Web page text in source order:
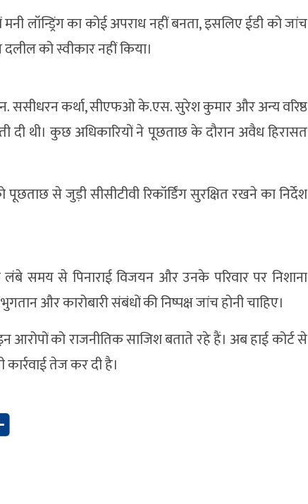
लॉन्ड्रिंग का कोई अपराध नहीं बनता, इसलिए ईडी को जांच
को स्वीकार नहीं किया।
ससीधरन कर्था, सीएफओ के.एस. सुरेश कुमार और अन्य वरिष्ठ
दी थी। कुछ अधिकारियों ने पूछताछ के दौरान अवैध हिरासत
से जुड़ी सीसीटीवी रिकॉर्डिंग सुरक्षित रखने का निर्देश
समय से पिनाराई विजयन और उनके परिवार पर निशाना
और कारोबारी संबंधों की निष्पक्ष जांच होनी चाहिए।
आरोपों को राजनीतिक साजिश बताते रहे हैं। अब हाई कोर्ट से
तेज कर दी है।